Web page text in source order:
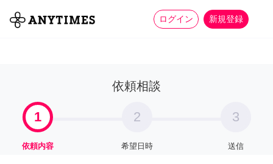
ログイン 新規登録
全て 家事 more_horiz
依頼相談
1
依頼内容
2
希望日時
3
送信